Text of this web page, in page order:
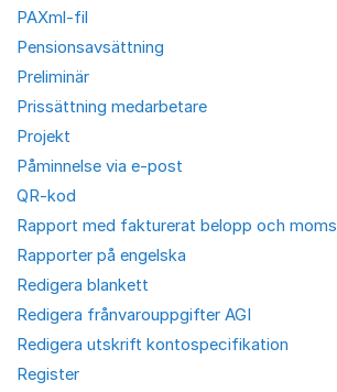
PAXml-fil
Pensionsavsättning
Preliminär
Prissättning medarbetare
Projekt
Påminnelse via e-post
QR-kod
Rapport med fakturerat belopp och moms
Rapporter på engelska
Redigera blankett
Redigera frånvarouppgifter AGI
Redigera utskrift kontospecifikation
Register